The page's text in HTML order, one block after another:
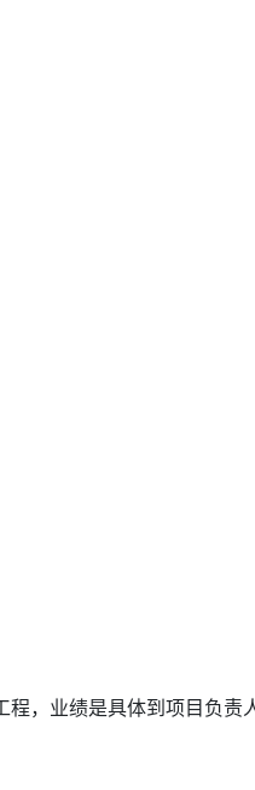
，业绩是具体到项目负责